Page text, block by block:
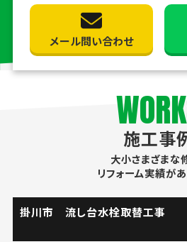
メール問い合わせ
施工事
大小さまざまな
リフォーム実績があ
掛川市 流し台水栓取替工事